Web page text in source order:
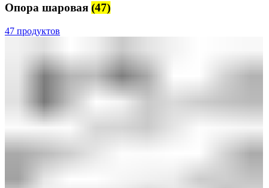
Опора шаровая (47)
47 продуктов